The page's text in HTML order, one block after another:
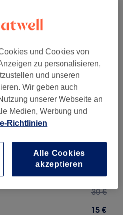
20 €
30 €
15 €
und Cookies von
zu personalisieren,
und unseren
Wir geben auch
unserer Webseite an
Medien, Werbung und
Richtlinien
Alle Cookies
akzeptieren